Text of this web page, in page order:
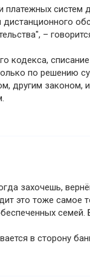
платежных систем
–
кодекса,
по решению
другим законом,
захочешь,
это тоже самое
семей.
в сторону